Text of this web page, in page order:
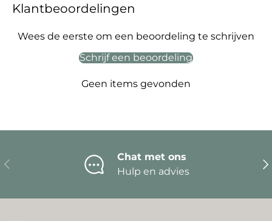
Klantbeoordelingen
Wees de eerste om een beoordeling te schrijven
Schrijf een beoordeling
Geen items gevonden
Vorige
Chat met ons
Hulp en advies